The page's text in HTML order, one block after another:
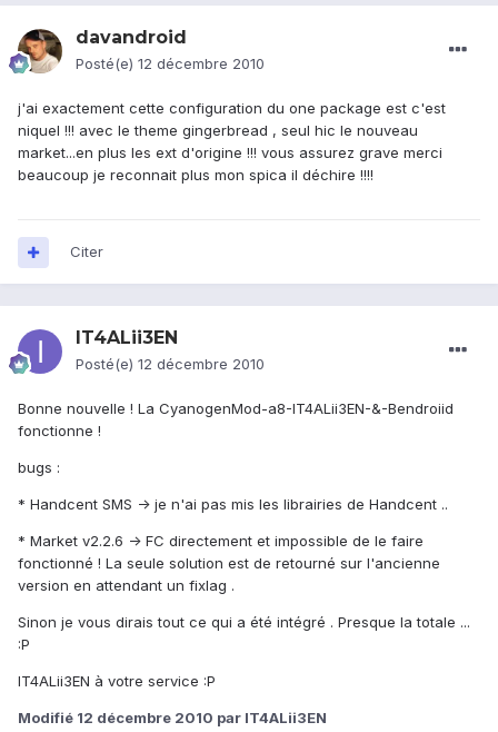
davandroid
Posté(e) 12 décembre 2010
j'ai exactement cette configuration du one package est c'est
niquel !!! avec le theme gingerbread , seul hic le nouveau
market...en plus les ext d'origine !!! vous assurez grave merci
beaucoup je reconnait plus mon spica il déchire !!!!
Citer
IT4ALii3EN
Posté(e) 12 décembre 2010
Bonne nouvelle ! La CyanogenMod-a8-IT4ALii3EN-&-Bendroiid
fonctionne !
bugs :
* Handcent SMS -> je n'ai pas mis les librairies de Handcent ..
* Market v2.2.6 -> FC directement et impossible de le faire
fonctionné ! La seule solution est de retourné sur l'ancienne
version en attendant un fixlag .
Sinon je vous dirais tout ce qui a été intégré . Presque la totale ...
:P
IT4ALii3EN à votre service :P
Modifié 12 décembre 2010 par IT4ALii3EN